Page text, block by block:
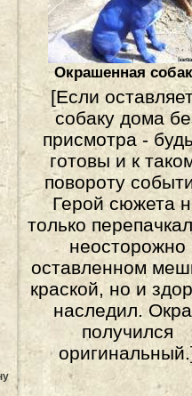
Окрашенная
[Если
собаку дома
присмотра -
готовы и к
повороту
Герой сюжета
только
неосторожно
оставленном
краской, но и
наследил.
получился